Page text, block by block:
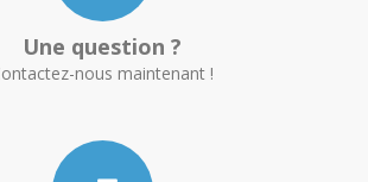
Une question ?
nous maintenant !